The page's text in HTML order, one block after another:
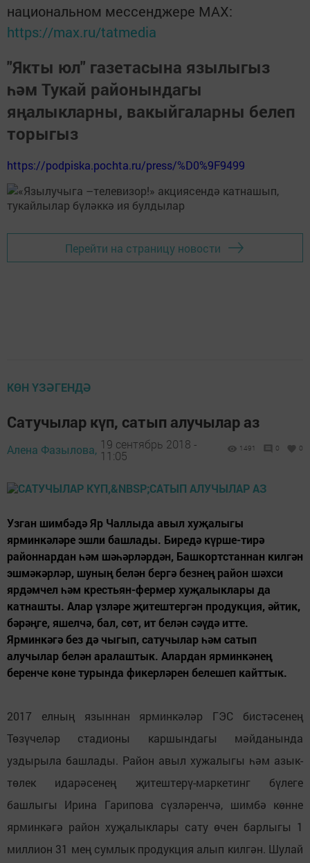
национальном мессенджере MАХ:
https://max.ru/tatmedia
"Якты юл" газетасына язылыгыз
һәм Тукай районындагы
яңалыкларны, вакыйгаларны белеп
торыгыз
https://podpiska.pochta.ru/press/%D0%9F9499
Перейти на страницу новости
КӨН ҮЗӘГЕНДӘ
Cатучылар күп, сатып алучылар аз
Алена Фазылова, 19 сентябрь 2018 -
11:05
1491 0 0
Узган шимбәдә Яр Чаллыда авыл хуҗалыгы
ярминкәләре эшли башлады. Биредә күрше-тирә
районнардан һәм шәһәрләрдән, Башкортстаннан килгән
эшмәкәрләр, шуның белән бергә безнең район шәхси
ярдәмчел һәм крестьян-фермер хуҗалыклары да
катнашты. Алар үзләре җитештергән продукция, әйтик,
бәрәңге, яшелчә, бал, сөт, ит белән сәүдә итте.
Ярминкәгә без дә чыгып, сатучылар һәм сатып
алучылар белән аралаштык. Алардан ярминкәнең
беренче көне турында фикерләрен белешеп кайттык.
2017 елның языннан ярминкәләр ГЭС бистәсенең
Төзүчеләр стадионы каршындагы мәйданында
уздырыла башлады. Район авыл хужалыгы һәм азык-
төлек идарәсенең җитештерү-маркетинг бүлеге
башлыгы Ирина Гарипова сүзләренчә, шимбә көнне
ярминкәгә район хуҗалыклары сату өчен барлыгы 1
миллион 31 мең сумлык продукция алып килгән. Шулай